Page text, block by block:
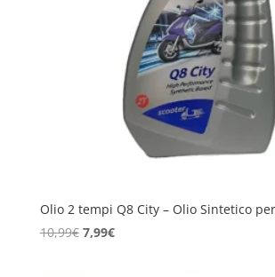
Olio 2 tempi Q8 City – Olio Sintetico
10,99€ Il
7,99€Il